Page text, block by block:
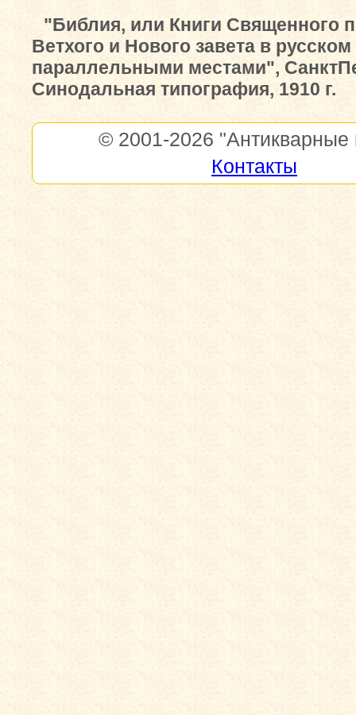
"Библия, или Книги Священного
Ветхого и Нового завета в
параллельными местами",
Синодальная типография, 1910 г.
© 2001-2026 "Антикварные
Контакты